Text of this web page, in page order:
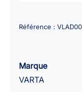
Piles
Référence :
Marque
VARTA